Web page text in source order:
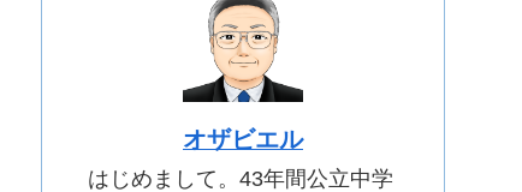
オザビエル
はじめまして。43年間公立中学